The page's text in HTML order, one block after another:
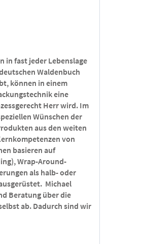
in fast jeder Lebenslage
Waldenbuch
können in einem
eine
Herr wird. Im
Wünschen der
aus den weiten
von
basieren auf
Wrap-Around-
als halb- oder
Michael
Beratung über die
ab. Dadurch sind wir